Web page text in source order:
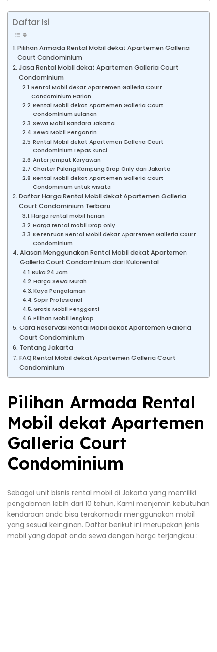
Daftar Isi
Pilihan Armada Rental Mobil dekat Apartemen Galleria
Court Condominium
Jasa Rental Mobil dekat Apartemen Galleria Court
Condominium
Rental Mobil dekat Apartemen Galleria Court
Condominium Harian
Rental Mobil dekat Apartemen Galleria Court
Condominium Bulanan
Sewa Mobil Bandara Jakarta
Sewa Mobil Pengantin
Rental Mobil dekat Apartemen Galleria Court
Condominium Lepas kunci
Antar jemput Karyawan
Charter Pulang Kampung Drop Only dari Jakarta
Rental Mobil dekat Apartemen Galleria Court
Condominium untuk wisata
Daftar Harga Rental Mobil dekat Apartemen Galleria
Court Condominium Terbaru
Harga rental mobil harian
Harga rental mobil Drop only
Ketentuan Rental Mobil dekat Apartemen Galleria Court
Condominium
Alasan Menggunakan Rental Mobil dekat Apartemen
Galleria Court Condominium dari Kulorental
Buka 24 Jam
Harga Sewa Murah
Kaya Pengalaman
Sopir Profesional
Gratis Mobil Pengganti
Pilihan Mobil lengkap
Cara Reservasi Rental Mobil dekat Apartemen Galleria
Court Condominium
Tentang Jakarta
FAQ Rental Mobil dekat Apartemen Galleria Court
Condominium
Pilihan Armada Rental
Mobil dekat Apartemen
Galleria Court
Condominium
Sebagai unit bisnis rental mobil di Jakarta yang memiliki
pengalaman lebih dari 10 tahun, Kami menjamin kebutuhan
kendaraan anda bisa terakomodir menggunakan mobil
yang sesuai keinginan. Daftar berikut ini merupakan jenis
mobil yang dapat anda sewa dengan harga terjangkau :